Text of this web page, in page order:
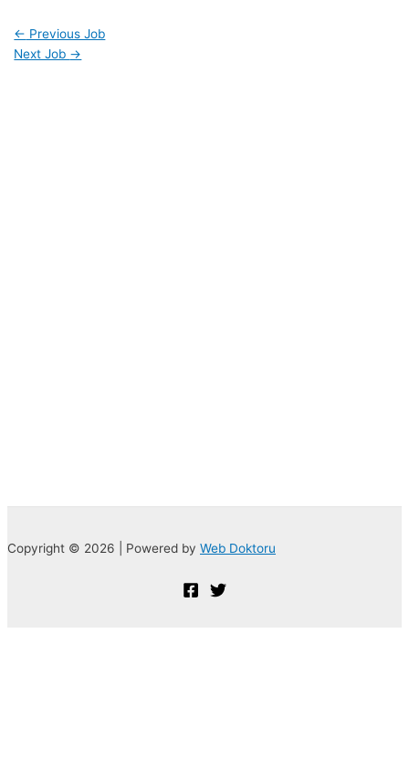
← Previous Job
Next Job →
Copyright © 2026 | Powered by Web Doktoru